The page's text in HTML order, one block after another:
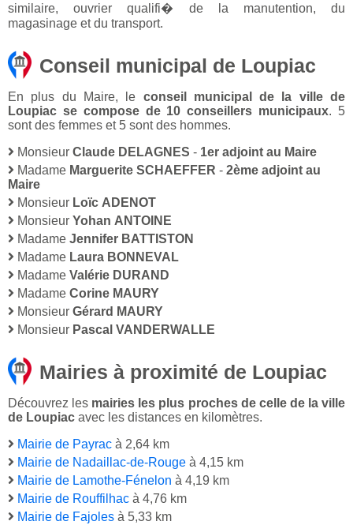
similaire, ouvrier qualifi� de la manutention, du
magasinage et du transport.
Conseil municipal de Loupiac
En plus du Maire, le conseil municipal de la ville de
Loupiac se compose de 10 conseillers municipaux. 5
sont des femmes et 5 sont des hommes.
Monsieur Claude DELAGNES - 1er adjoint au Maire
Madame Marguerite SCHAEFFER - 2ème adjoint au
Maire
Monsieur Loïc ADENOT
Monsieur Yohan ANTOINE
Madame Jennifer BATTISTON
Madame Laura BONNEVAL
Madame Valérie DURAND
Madame Corine MAURY
Monsieur Gérard MAURY
Monsieur Pascal VANDERWALLE
Mairies à proximité de Loupiac
Découvrez les mairies les plus proches de celle de la ville
de Loupiac avec les distances en kilomètres.
Mairie de Payrac à 2,64 km
Mairie de Nadaillac-de-Rouge à 4,15 km
Mairie de Lamothe-Fénelon à 4,19 km
Mairie de Rouffilhac à 4,76 km
Mairie de Fajoles à 5,33 km